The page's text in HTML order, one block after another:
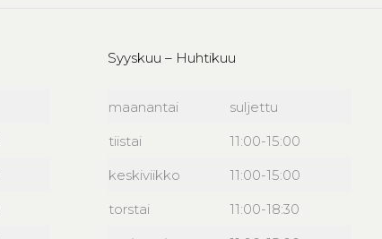
Syyskuu – Huhtikuu
maanantai
suljettu
tiistai
11:00-15:00
keskiviikko
11:00-15:00
torstai
11:00-18:30